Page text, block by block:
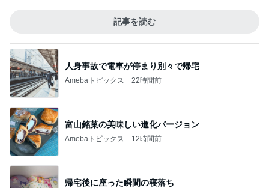
記事を読む
人身事故で電車が停まり別々で帰宅
Amebaトピックス 22時間前
富山銘菓の美味しい進化バージョン
Amebaトピックス 12時間前
帰宅後に座った瞬間の寝落ち